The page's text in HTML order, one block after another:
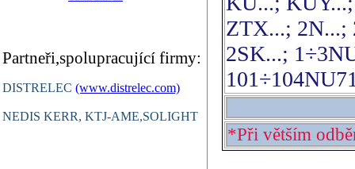
Partneři,spolupracující firmy:
DISTRELEC (www.distrelec.com)
NEDIS KERR, KTJ-AME,SOLIGHT
ZTX...; 2N...;
2SK...;
*Při větším